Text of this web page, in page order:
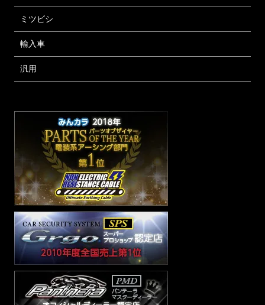
ミツビシ
輸入車
汎用